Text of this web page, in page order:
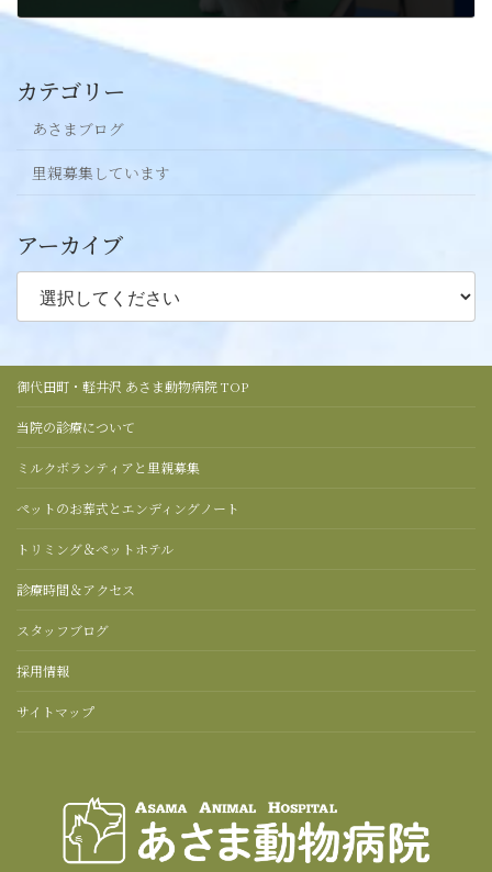
2024年8月1日
カテゴリー
あさまブログ
里親募集しています
アーカイブ
御代田町・軽井沢 あさま動物病院 TOP
当院の診療について
ミルクボランティアと里親募集
ペットのお葬式とエンディングノート
トリミング＆ペットホテル
診療時間＆アクセス
スタッフブログ
採用情報
サイトマップ